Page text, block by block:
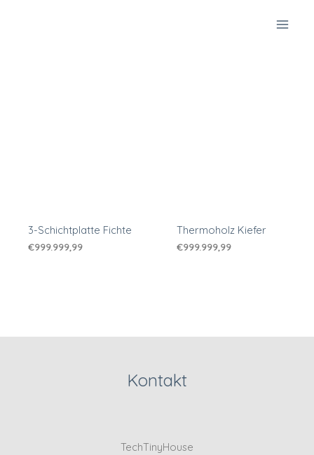
3-Schichtplatte Fichte
€999.999,99
Thermoholz Kiefer
€999.999,99
Kontakt
TechTinyHouse